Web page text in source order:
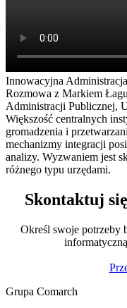
Innowacyjna
Rozmowa z Markiem
Administracji Publicznej,
Większość centralnych
gromadzenia i
mechanizmy integracji
analizy. Wyzwaniem jest
różnego typu urzędami.
Skontaktuj
Określ swoje potrzeby
Grupa Comarch